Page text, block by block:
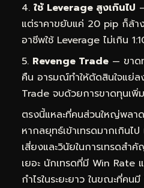
ใช้ Leverage สูงเกินไป
แต่ราคาขยับแค่ 20 pip ก็ล้า
อาชีพใช้ Leverage ไม่เกิน
Revenge Trade — ขาด
คืน อารมณ์ทำให้ตัดสินใจแย่
Trade จบด้วยการขาดทุนเพิ่ม
ตรงนี้แหละที่คนส่วนใหญ่พลา
หากลยุทธ์เข้าเทรดมากเกินไ
เสี่ยงและวินัยในการเทรดส
เยอะ นักเทรดที่มี Win Rate
กำไรในระยะยาว ในขณะที่ค